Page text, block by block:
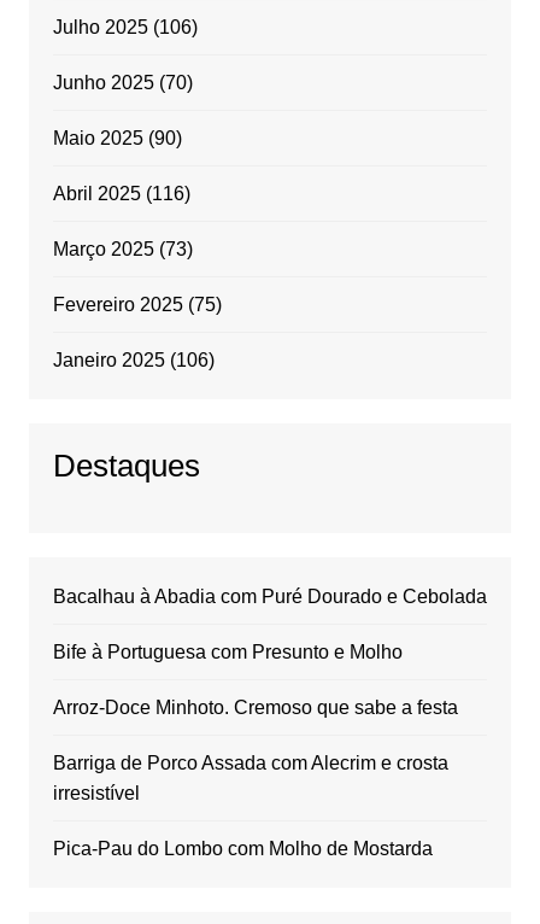
Julho 2025(106)
Junho 2025(70)
Maio 2025(90)
Abril 2025(116)
Março 2025(73)
Fevereiro 2025(75)
Janeiro 2025(106)
Destaques
Bacalhau à Abadia com Puré Dourado e Cebolada
Bife à Portuguesa com Presunto e Molho
Arroz-Doce Minhoto. Cremoso que sabe a festa
Barriga de Porco Assada com Alecrim e crosta
irresistível
Pica-Pau do Lombo com Molho de Mostarda